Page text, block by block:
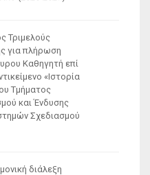
Τριμελούς
για πλήρωση
Καθηγητή επί
«Ιστορία
Τμήματος
και Ένδυσης
Σχεδιασμού
διάλεξη